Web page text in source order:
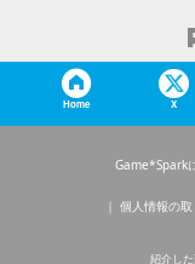
Home X
Game*Spark
個人情報の
紹介し